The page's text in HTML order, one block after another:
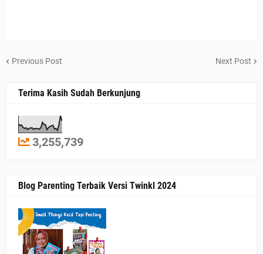
Previous Post Next Post
Terima Kasih Sudah Berkunjung
3,255,739
Blog Parenting Terbaik Versi Twinkl 2024